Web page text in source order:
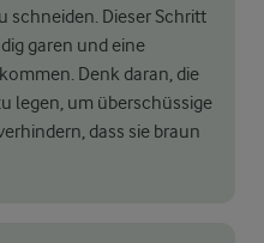
schneiden. Dieser Schritt
garen und eine
Denk daran, die
legen, um überschüssige
dass sie braun